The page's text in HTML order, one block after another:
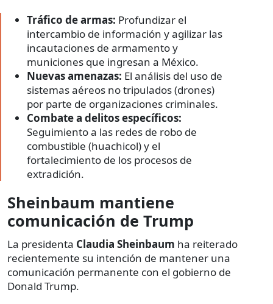
Tráfico de armas: Profundizar el
intercambio de información y agilizar las
incautaciones de armamento y
municiones que ingresan a México.
Nuevas amenazas: El análisis del uso de
sistemas aéreos no tripulados (drones)
por parte de organizaciones criminales.
Combate a delitos específicos:
Seguimiento a las redes de robo de
combustible (huachicol) y el
fortalecimiento de los procesos de
extradición.
Sheinbaum mantiene
comunicación de Trump
La presidenta Claudia Sheinbaum ha reiterado
recientemente su intención de mantener una
comunicación permanente con el gobierno de
Donald Trump.